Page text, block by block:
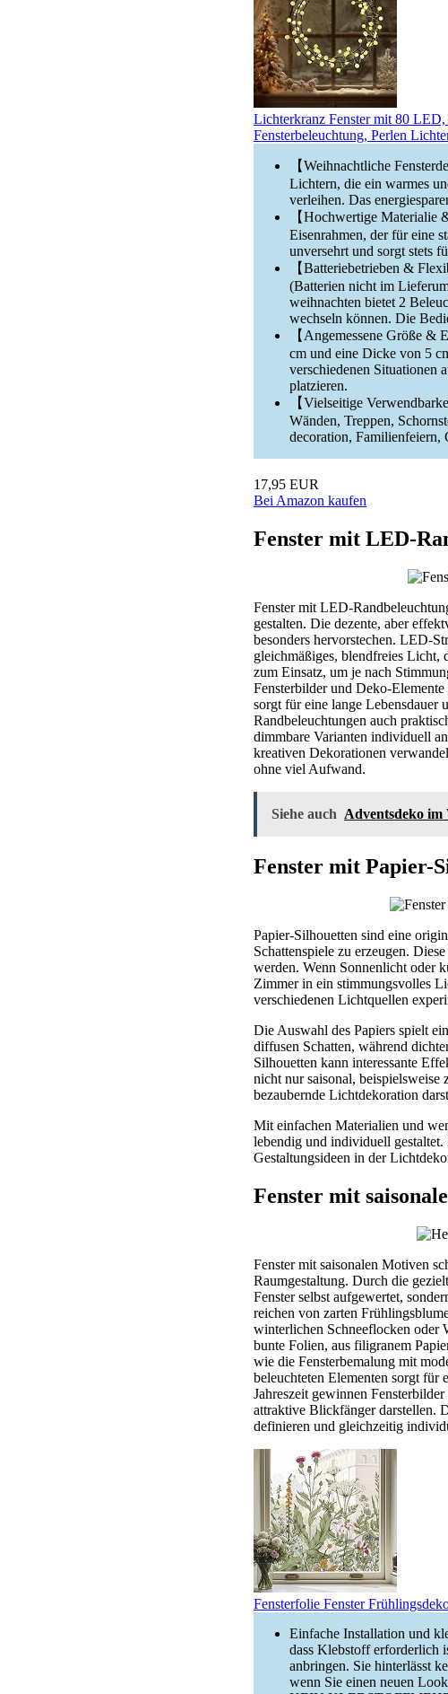
Lichterkranz Fenster mit 80
Fensterbeleuchtung, Perlen
【Weihnachtliche
Lichtern, die ein warmes
verleihen. Das
【Hochwertige Materialie
Eisenrahmen, der für eine
unversehrt und sorgt stets
【Batteriebetrieben &
(Batterien nicht im
weihnachten bietet 2
wechseln können. Die
【Angemessene Größe &
cm und eine Dicke von 5
verschiedenen Situationen
platzieren.
【Vielseitige
Wänden, Treppen,
decoration, Familienfeiern,
17,95 EUR
Bei Amazon kaufen
Fenster mit LED-
Fenster mit LED-
gestalten. Die dezente, aber
besonders hervorstechen. LED-
gleichmäßiges, blendfreies Licht,
zum Einsatz, um je nach
Fensterbilder und Deko-
sorgt für eine lange
Randbeleuchtungen auch
dimmbare Varianten individuell
kreativen Dekorationen
ohne viel Aufwand.
Siehe auch Adventsdeko im
Fenster mit Papier-
Papier-Silhouetten sind eine
Schattenspiele zu erzeugen.
werden. Wenn Sonnenlicht oder
Zimmer in ein stimmungsvolles
verschiedenen Lichtquellen
Die Auswahl des Papiers spielt
diffusen Schatten, während
Silhouetten kann interessante
nicht nur saisonal, beispielsweise
bezaubernde Lichtdekoration
Mit einfachen Materialien und
lebendig und individuell
Gestaltungsideen in der
Fenster mit
Fenster mit saisonalen Motiven
Raumgestaltung. Durch die
Fenster selbst aufgewertet,
reichen von zarten
winterlichen Schneeflocken oder
bunte Folien, aus filigranem
wie die Fensterbemalung mit
beleuchteten Elementen sorgt für
Jahreszeit gewinnen
attraktive Blickfänger darstellen.
definieren und gleichzeitig
Fensterfolie Fenster
Einfache Installation und
dass Klebstoff erforderlich
anbringen. Sie hinterlässt
wenn Sie einen neuen